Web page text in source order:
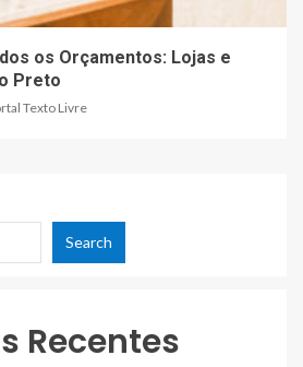
os Orçamentos: Lojas e
Preto
Texto Livre
Search
Recentes